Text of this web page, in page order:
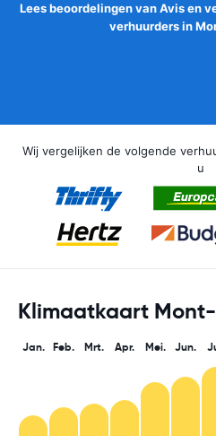
Lees beoordelingen van Avis en
verhuurders in
Wij vergelijken de volgende
u
Klimaatkaart
Jan. Feb. Mrt. Apr. Mei. Jun.